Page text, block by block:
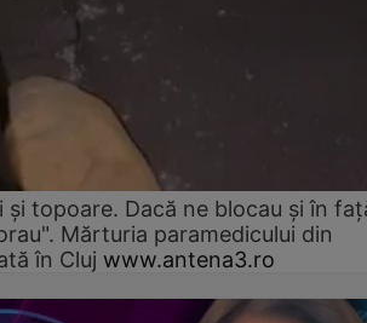
și topoare. Dacă ne blocau şi în
Mărturia paramedicului din
în Cluj www.antena3.ro